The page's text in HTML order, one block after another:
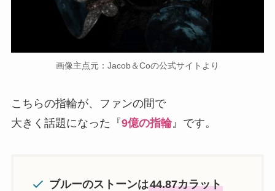
画像主点元：Jacob＆Coの公式サイトより
こちらの指輪が、ファンの間で
大きく話題になった『9億の指輪』です。
ブルーのストーンは44.87カラット